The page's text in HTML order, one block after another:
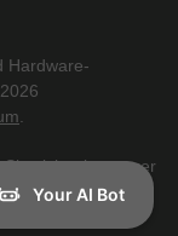
Hardware-
.
sich mit unserer
.